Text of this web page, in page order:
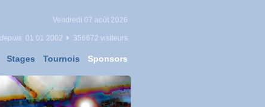
Vendredi 07 août 2026
depuis 01 01 2002 356672 visiteurs
Stages Tournois Sponsors